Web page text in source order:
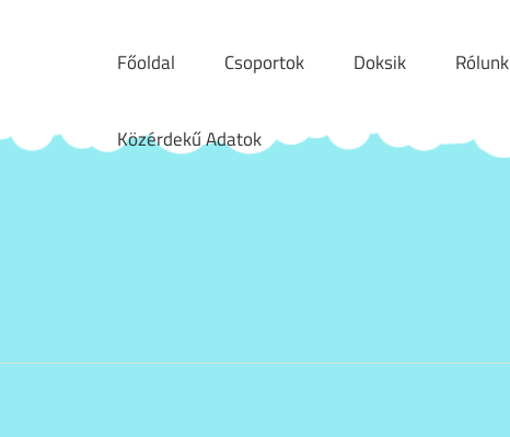
Főoldal Csoportok Doksik Rólunk
Közérdekű Adatok